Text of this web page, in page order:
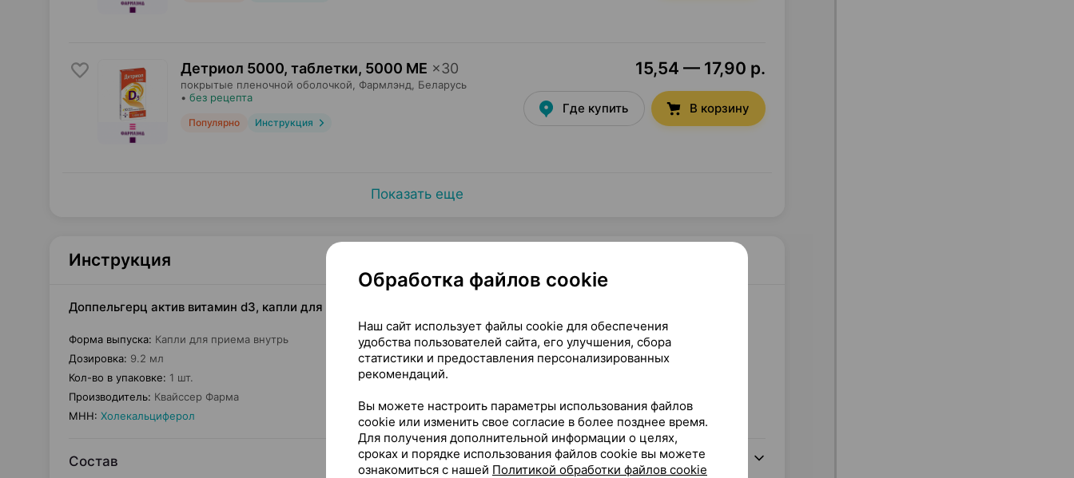
Детриол 5000, таблетки, 5000 МЕ ×30
покрытые пленочной оболочкой, Фармлэнд , Беларусь
• без рецепта
Популярно Инструкция
15,54 — 17,90 р.
Где купить В корзину
Показать еще
Инструкция
Доппельгерц актив витамин d3, капли для приема внутрь, 9.2 мл ×1, Квайссер Фарма Германия
Форма выпуска: Капли для приема внутрь
Дозировка: 9.2 мл
Кол-во в упаковке: 1 шт.
Производитель: Квайссер Фарма
МНН: Холекальциферол
Состав
Обработка файлов cookie
Наш сайт использует файлы cookie для обеспечения
удобства пользователей сайта, его улучшения, сбора
статистики и предоставления персонализированных
рекомендаций.
Вы можете настроить параметры использования файлов
cookie или изменить свое согласие в более позднее время.
Для получения дополнительной информации о целях,
сроках и порядке использования файлов cookie вы можете
ознакомиться с нашей Политикой обработки файлов cookie